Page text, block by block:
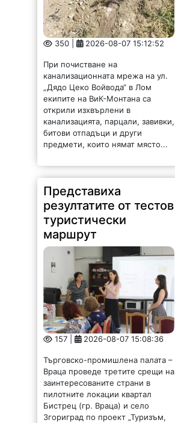
350 | 2026-08-07 15:12:52
При почистване на
канализационната мрежа на ул.
„Дядо Цеко Войвода“ в Лом
екипите на ВиК-Монтана са
открили изхвърлени в
канализацията, парцали, завивки,
битови отпадъци и други
предмети, които нямат място...
Представиха
резултатите от тестов
туристически
маршрут
157 | 2026-08-07 15:08:36
Търговско-промишлена палата –
Враца проведе третите срещи на
заинтересованите страни в
пилотните локации квартал
Бистрец (гр. Враца) и село
Згориград по проект „Туризъм,